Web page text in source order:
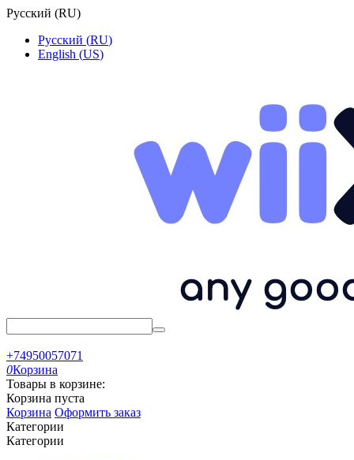
Русский (RU)
Русский (RU)
English (US)
+74950057071
0Корзина
Товары в корзине:
Корзина пуста
Корзина Оформить заказ
Категории
Категории